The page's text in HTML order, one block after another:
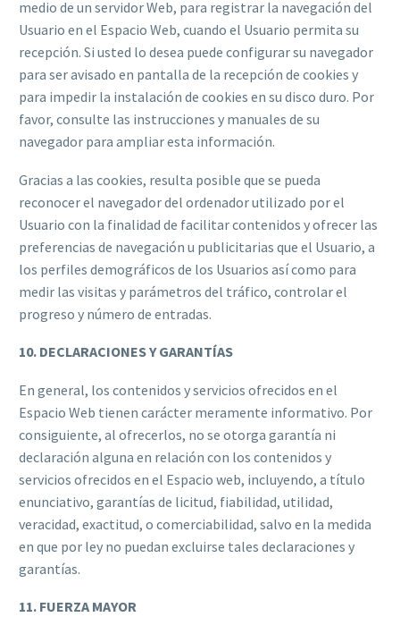
medio de un servidor Web, para registrar la navegación del
Usuario en el Espacio Web, cuando el Usuario permita su
recepción. Si usted lo desea puede configurar su navegador
para ser avisado en pantalla de la recepción de cookies y
para impedir la instalación de cookies en su disco duro. Por
favor, consulte las instrucciones y manuales de su
navegador para ampliar esta información.
Gracias a las cookies, resulta posible que se pueda
reconocer el navegador del ordenador utilizado por el
Usuario con la finalidad de facilitar contenidos y ofrecer las
preferencias de navegación u publicitarias que el Usuario, a
los perfiles demográficos de los Usuarios así como para
medir las visitas y parámetros del tráfico, controlar el
progreso y número de entradas.
10. DECLARACIONES Y GARANTÍAS
En general, los contenidos y servicios ofrecidos en el
Espacio Web tienen carácter meramente informativo. Por
consiguiente, al ofrecerlos, no se otorga garantía ni
declaración alguna en relación con los contenidos y
servicios ofrecidos en el Espacio web, incluyendo, a título
enunciativo, garantías de licitud, fiabilidad, utilidad,
veracidad, exactitud, o comerciabilidad, salvo en la medida
en que por ley no puedan excluirse tales declaraciones y
garantías.
11. FUERZA MAYOR